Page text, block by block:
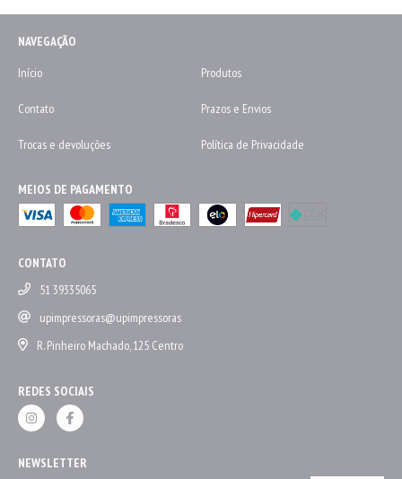
NAVEGAÇÃO
Início
Produtos
Contato Prazos e Envios
Trocas e devoluções Política de Privacidade
MEIOS DE PAGAMENTO
CONTATO
51 39335065
upimpressoras@upimpressoras
R. Pinheiro Machado, 125 Centro
REDES SOCIAIS
NEWSLETTER